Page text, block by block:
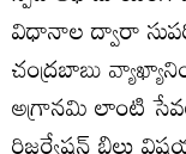
విధానాల ద్వారా
చంద్రబాబు
అగ్రానమి లాంటి